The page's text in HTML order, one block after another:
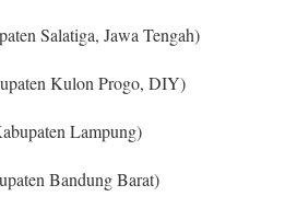
Salatiga, Jawa Tengah)
Kulon Progo, DIY)
Lampung)
Bandung Barat)